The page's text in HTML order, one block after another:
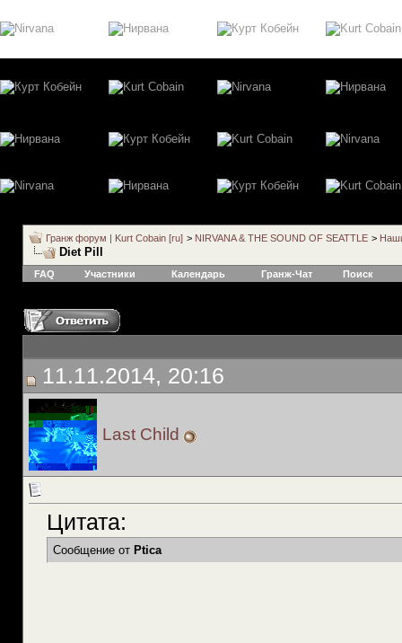
Гранж форум | Kurt Cobain [ru] > NIRVANA & THE SOUND OF SEATTLE >
Diet Pill
FAQ Участники Календарь Гранж-Чат Поиск
11.11.2014, 20:16
Last Child
Цитата:
Сообщение от Ptica